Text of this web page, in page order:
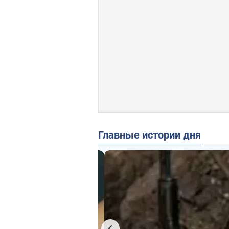
Главные истории дня